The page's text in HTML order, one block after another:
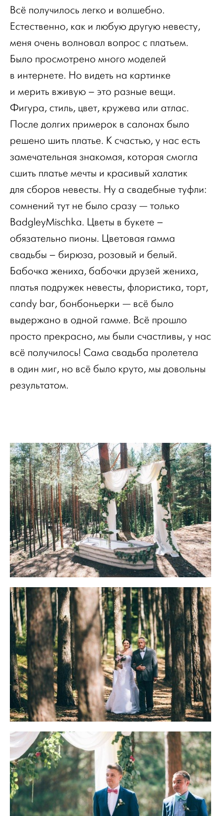
Всё получилось легко и волшебно.
Естественно, как и любую другую невесту,
меня очень волновал вопрос с платьем.
Было просмотрено много моделей
в интернете. Но видеть на картинке
и мерить вживую – это разные вещи.
Фигура, стиль, цвет, кружева или атлас.
После долгих примерок в салонах было
решено шить платье. К счастью, у нас есть
замечательная знакомая, которая смогла
сшить платье мечты и красивый халатик
для сборов невесты. Ну а свадебные туфли:
сомнений тут не было сразу — только
BadgleyMischka. Цветы в букете –
обязательно пионы. Цветовая гамма
свадьбы – бирюза, розовый и белый.
Бабочка жениха, бабочки друзей жениха,
платья подружек невесты, флористика, торт,
candy bar, бонбоньерки — всё было
выдержано в одной гамме. Всё прошло
просто прекрасно, мы были счастливы, у нас
всё получилось! Сама свадьба пролетела
в один миг, но всё было круто, мы довольны
результатом.